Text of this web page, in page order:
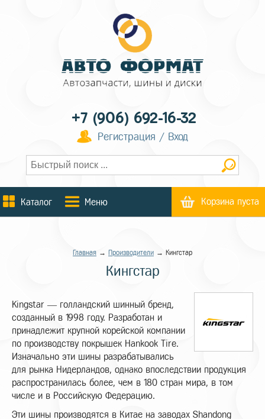
+7 (906) 692-16-32
Регистрация / Вход
Каталог Меню Корзина пуста
Главная → Производители → Кингстар
Кингстар
Kingstar — голландский шинный бренд,
созданный в 1998 году. Разработан и
принадлежит крупной корейской компании
по производству покрышек Hankook Tire.
Изначально эти шины разрабатывались
для рынка Нидерландов, однако впоследствии продукция
распространилась более, чем в 180 стран мира, в том
числе и в Российскую Федерацию.
Эти шины производятся в Китае на заводах Shandong